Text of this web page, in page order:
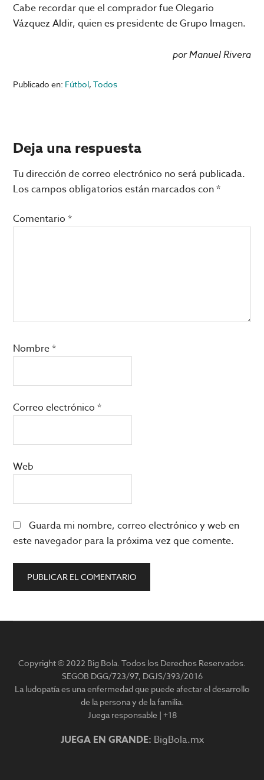
Cabe recordar que el comprador fue Olegario
Vázquez Aldir, quien es presidente de Grupo Imagen.
por Manuel Rivera
Publicado en: Fútbol,Todos
Interacciones
con
los
lectores
Deja una respuesta
Tu dirección de correo electrónico no será publicada.
Los campos obligatorios están marcados con*
Comentario*
Nombre*
Correo electrónico*
Web
Guarda mi nombre, correo electrónico y web en
este navegador para la próxima vez que comente.
principal
Copyright © 2022 Big Bola. Todos los Derechos Reservados.
SEGOB DGG/723/97, DGJS/393/2016
La ludopatía es una enfermedad que puede afectar el desarrollo
de la persona y de la familia.
Juega responsable | +18
JUEGA EN GRANDE: BigBola.mx